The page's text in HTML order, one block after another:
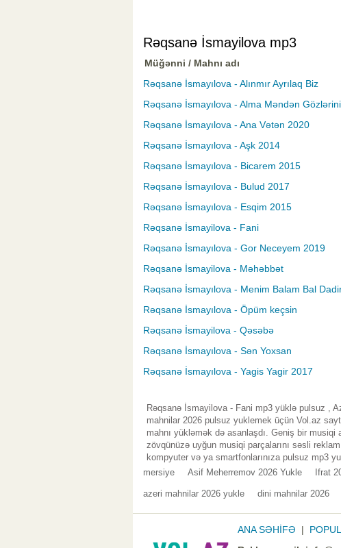
Rəqsanə İsmayilova mp3
Müğənni / Mahnı adı
Rəqsanə İsmayılova - Alınmır Ayrılaq Biz
Rəqsanə İsmayılova - Alma Məndən
Rəqsanə İsmayılova - Ana Vətən 2020
Rəqsanə İsmayılova - Aşk 2014
Rəqsanə İsmayılova - Bicarem 2015
Rəqsanə İsmayılova - Bulud 2017
Rəqsanə İsmayılova - Esqim 2015
Rəqsanə İsmayilova - Fani
Rəqsanə İsmayılova - Gor Neceyem 2019
Rəqsanə İsmayilova - Məhəbbət
Rəqsanə İsmayılova - Menim Balam Bal
Rəqsanə İsmayılova - Öpüm keçsin
Rəqsanə İsmayilova - Qəsəbə
Rəqsanə İsmayılova - Sən Yoxsan
Rəqsanə İsmayılova - Yagis Yagir 2017
Rəqsanə İsmayilova - Fani mp3 yüklə pulsuz ,
mahnilar 2026 pulsuz yuklemek üçün Vol.az
mahnı yükləmək də asanlaşdı. Geniş bir
zövqünüzə uyğun musiqi parçalarını səsli
kompyuter və ya smartfonlarınıza pulsuz mp3
mersiye Asif Meherremov 2026 Yukle Ifrat
azeri mahnilar 2026 yukle dini mahnilar 2026
ANA SƏHİFƏ |